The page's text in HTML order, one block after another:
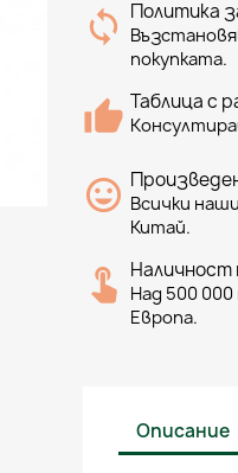
Политика
покупката.
Таблица с
Всички
Китай.
Наличност
Над 500
Европа.
Описание